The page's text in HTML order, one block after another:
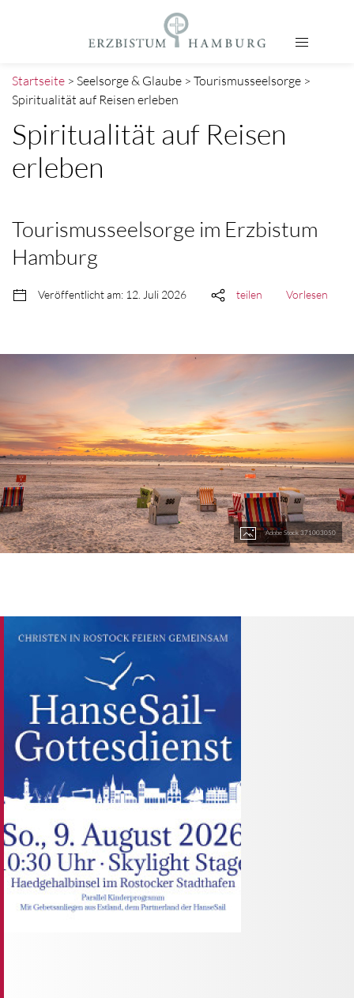
Startseite > Seelsorge & Glaube > Tourismusseelsorge >
Spiritualität auf Reisen erleben
Spiritualität auf Reisen
erleben
Tourismusseelsorge im Erzbistum
Hamburg
Veröffentlicht am: 12. Juli 2026 teilen Vorlesen
Adobe Stock 371003050